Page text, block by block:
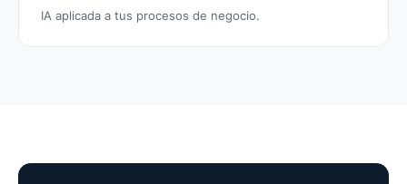
IA aplicada a tus procesos de negocio.